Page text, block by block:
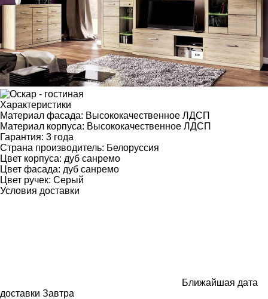
Характеристики
Материал фасада: Высококачественное ЛДСП
Материал корпуса: Высококачественное ЛДСП
Гарантия: 3 года
Страна производитель: Белоруссия
Цвет корпуса: дуб санремо
Цвет фасада: дуб санремо
Цвет ручек: Серый
Условия доставки
Ближайшая дата
доставки Завтра